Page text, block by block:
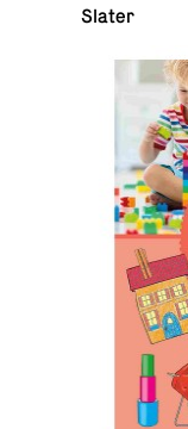
Slater